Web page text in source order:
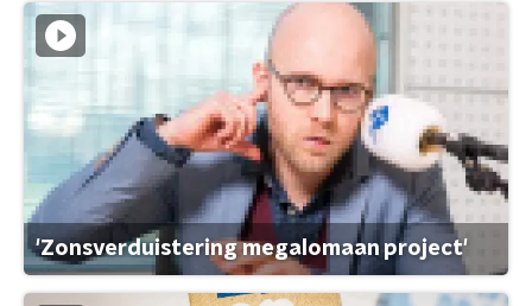
'Zonsverduistering megalomaan project'